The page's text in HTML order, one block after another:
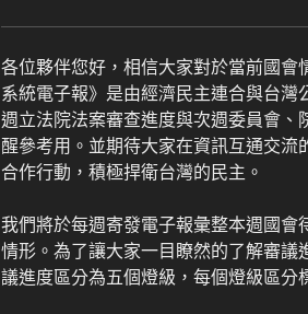
各位夥伴您好，相信大家對於當前國
系統電子報》是由經濟民主連合與台
週立法院法案審查進度與次週委員會、
醒參考用。並期待大家在資訊互通交
合作行動，積極捍衛台灣的民主。
我們將於每週寄發電子報彙整本週國
情形。為了讓大家一目瞭然的了解審
議進度區分為五個燈級，每個燈級區分